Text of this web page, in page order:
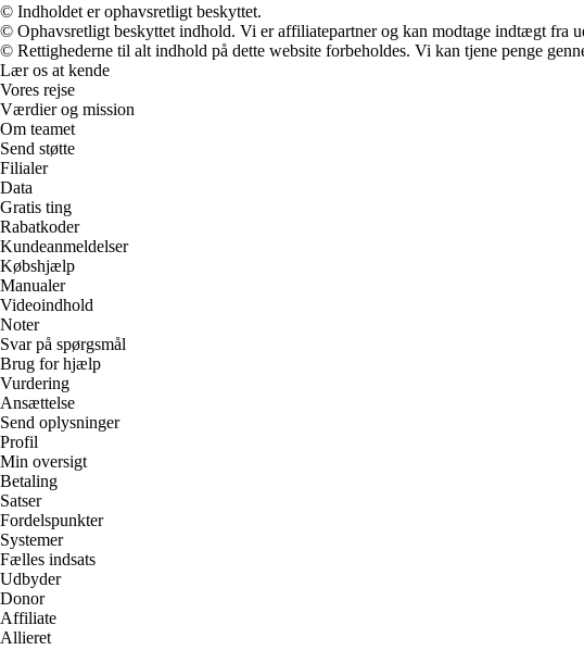
© Indholdet er ophavsretligt beskyttet.
© Ophavsretligt beskyttet indhold. Vi er affiliatepartner og kan modtage indtægt fra
© Rettighederne til alt indhold på dette website forbeholdes. Vi kan tjene penge
Lær os at kende
Vores rejse
Værdier og mission
Om teamet
Send støtte
Filialer
Data
Gratis ting
Rabatkoder
Kundeanmeldelser
Købshjælp
Manualer
Videoindhold
Noter
Svar på spørgsmål
Brug for hjælp
Vurdering
Ansættelse
Send oplysninger
Profil
Min oversigt
Betaling
Satser
Fordelspunkter
Systemer
Fælles indsats
Udbyder
Donor
Affiliate
Allieret